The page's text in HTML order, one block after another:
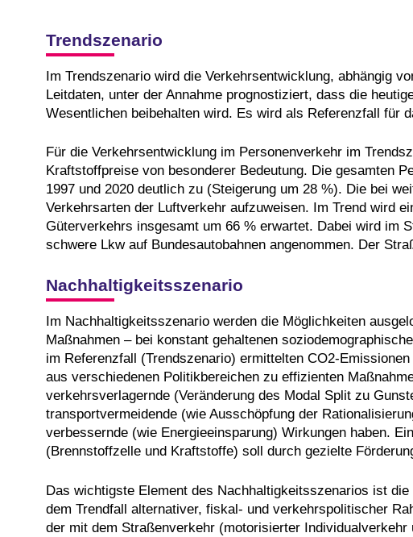
Trendszenario
Im Trendszenario wird die Verkehrsentwicklung, abhängig
Leitdaten, unter der Annahme prognostiziert, dass die
Wesentlichen beibehalten wird. Es wird als Referenzfall für
Für die Verkehrsentwicklung im Personenverkehr im
Kraftstoffpreise von besonderer Bedeutung. Die gesamten
1997 und 2020 deutlich zu (Steigerung um 28 %). Die bei
Verkehrsarten der Luftverkehr aufzuweisen. Im Trend wird
Güterverkehrs insgesamt um 66 % erwartet. Dabei wird im
schwere Lkw auf Bundesautobahnen angenommen. Der
Nachhaltigkeitsszenario
Im Nachhaltigkeitsszenario werden die Möglichkeiten
Maßnahmen – bei konstant gehaltenen
im Referenzfall (Trendszenario) ermittelten CO2-
aus verschiedenen Politikbereichen zu effizienten
verkehrsverlagernde (Veränderung des Modal Split zu
transportvermeidende (wie Ausschöpfung der
verbessernde (wie Energieeinsparung) Wirkungen haben.
(Brennstoffzelle und Kraftstoffe) soll durch gezielte
Das wichtigste Element des Nachhaltigkeitsszenarios ist
dem Trendfall alternativer, fiskal- und verkehrspolitischer
der mit dem Straßenverkehr (motorisierter